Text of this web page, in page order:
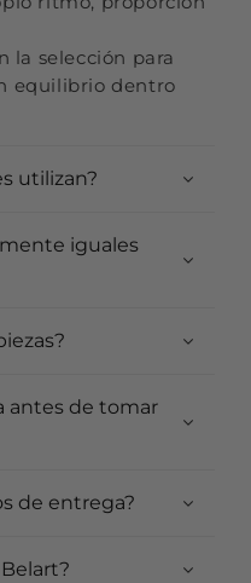
la selección para
equilibrio dentro
utilizan?
iguales
antes de tomar
de entrega?